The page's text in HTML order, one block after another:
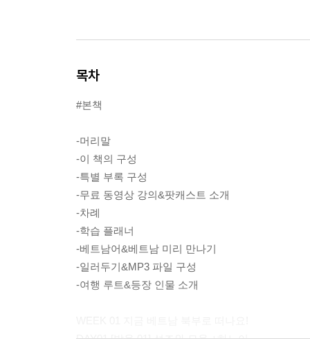
목차
#본책
-머리말
-이 책의 구성
-특별 부록 구성
-무료 동영상 강의&팟캐스트 소개
-차례
-학습 플래너
-베트남어&베트남 미리 만나기
-일러두기&MP3 파일 구성
-여행 루트&등장 인물 소개
DAY01 [발음 01] 성조와 모음 +하노이